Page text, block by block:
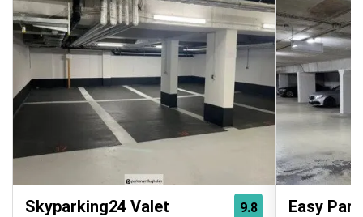
9.8
Skyparking24 Valet Easy